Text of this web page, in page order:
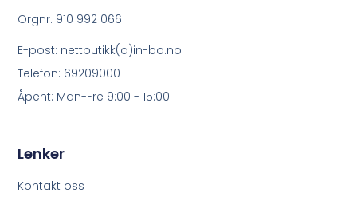
Lenker
Kontakt oss
Orgnr. 910 992 066
E-post: nettbutikk(a)in-bo.no
Telefon: 69209000
Åpent: Man-Fre 9:00 - 15:00